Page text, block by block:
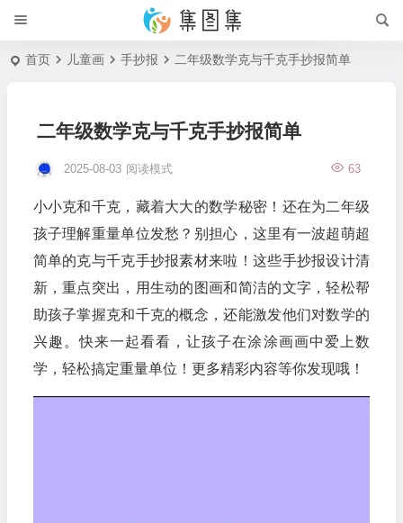
首页 儿童画 手抄报 二年级数学克与千克手抄报简单
二年级数学克与千克手抄报简单
2025-08-03 63
阅读模式
小小克和千克，藏着大大的数学秘密！还在为二年级
孩子理解重量单位发愁？别担心，这里有一波超萌超
简单的克与千克手抄报素材来啦！这些手抄报设计清
新，重点突出，用生动的图画和简洁的文字，轻松帮
助孩子掌握克和千克的概念，还能激发他们对数学的
兴趣。快来一起看看，让孩子在涂涂画画中爱上数
学，轻松搞定重量单位！更多精彩内容等你发现哦！